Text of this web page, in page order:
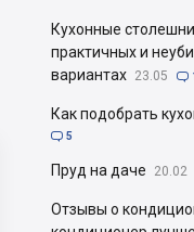
Кухонные
практичных и
вариантах 23.05 
Как подобрать
 5
Пруд на даче 20.02
Отзывы о